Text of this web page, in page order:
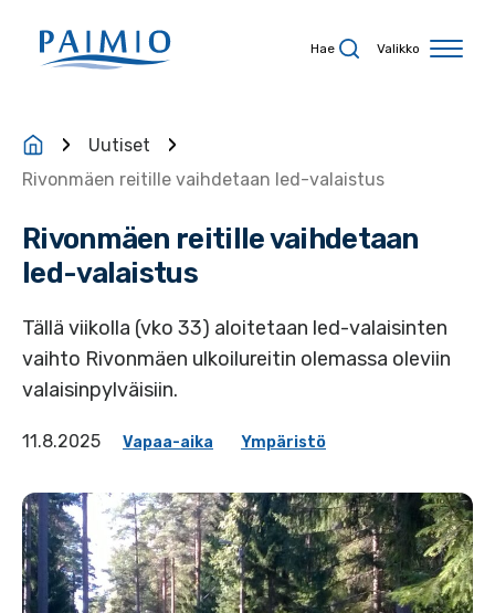
Hae Valikko
Uutiset
Rivonmäen reitille vaihdetaan led-valaistus
Rivonmäen reitille vaihdetaan
led-valaistus
Tällä viikolla (vko 33) aloitetaan led-valaisinten
vaihto Rivonmäen ulkoilureitin olemassa oleviin
valaisinpylväisiin.
11.8.2025 Vapaa-aika Ympäristö